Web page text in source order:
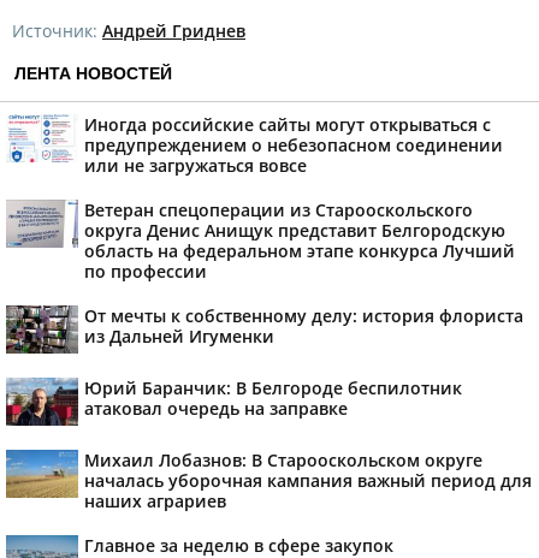
Источник: Андрей Гриднев
ЛЕНТА НОВОСТЕЙ
Иногда российские сайты могут открываться с
предупреждением о небезопасном соединении
или не загружаться вовсе
Ветеран спецоперации из Старооскольского
округа Денис Анищук представит Белгородскую
область на федеральном этапе конкурса Лучший
по профессии
От мечты к собственному делу: история флориста
из Дальней Игуменки
Юрий Баранчик: В Белгороде беспилотник
атаковал очередь на заправке
Михаил Лобазнов: В Старооскольском округе
началась уборочная кампания важный период для
наших аграриев
Главное за неделю в сфере закупок